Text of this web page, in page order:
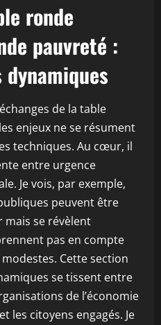
ronde
pauvreté :
de la table
enjeux ne se résument
techniques. Au cœur, il
entre urgence
Je vois, par exemple,
peuvent être
mais se révèlent
pas en compte
Cette section
se tissent entre
de l’économie
les citoyens engagés. Je